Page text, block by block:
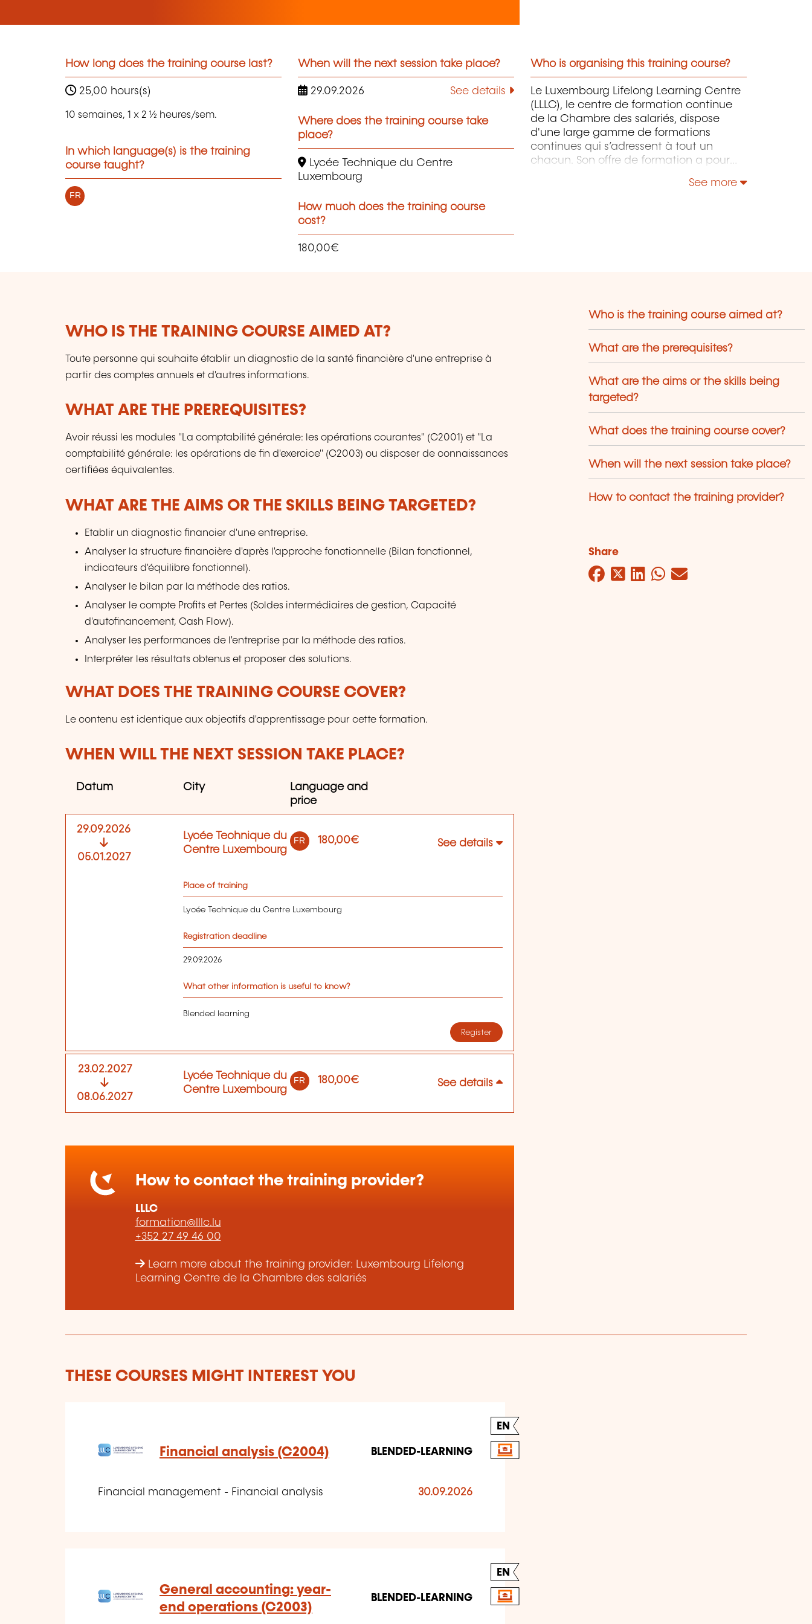
How long does the training course last?
25,00 hours(s)
10 semaines, 1 x 2 ½ heures/sem.
In which language(s) is the training
course taught?
FR
When will the next session take place?
29.09.2026 See details
Where does the training course take
place?
Lycée Technique du Centre
Luxembourg
How much does the training course
cost?
180,00€
Who is organising this training course?
Le Luxembourg Lifelong Learning Centre
(LLLC), le centre de formation continue
de la Chambre des salariés, dispose
d'une large gamme de formations
continues qui s’adressent à tout un
chacun. Son offre de formation a pour
autant que possible du savoir-faire
peuvent être adaptés sur mesure selon
les besoins des entreprises; des
formations universitaires; des formations
spécialisées; des formations pour seniors;
See more
WHO IS THE TRAINING COURSE AIMED AT?
Toute personne qui souhaite établir un diagnostic de la santé financière d'une entreprise à
partir des comptes annuels et d'autres informations.
WHAT ARE THE PREREQUISITES?
Avoir réussi les modules "La comptabilité générale: les opérations courantes" (C2001) et "La
comptabilité générale: les opérations de fin d'exercice" (C2003) ou disposer de connaissances
certifiées équivalentes.
WHAT ARE THE AIMS OR THE SKILLS BEING TARGETED?
Etablir un diagnostic financier d'une entreprise.
Analyser la structure financière d'après l'approche fonctionnelle (Bilan fonctionnel,
indicateurs d'équilibre fonctionnel).
Analyser le bilan par la méthode des ratios.
Analyser le compte Profits et Pertes (Soldes intermédiaires de gestion, Capacité
d'autofinancement, Cash Flow).
Analyser les performances de l'entreprise par la méthode des ratios.
Interpréter les résultats obtenus et proposer des solutions.
WHAT DOES THE TRAINING COURSE COVER?
Le contenu est identique aux objectifs d'apprentissage pour cette formation.
WHEN WILL THE NEXT SESSION TAKE PLACE?
Datum City
Language and
price
29.09.2026
05.01.2027
Lycée Technique du
Centre Luxembourg
FR 180,00€ See details
Place of training
Lycée Technique du Centre Luxembourg
Registration deadline
29.09.2026
What other information is useful to know?
Blended learning
Register
23.02.2027
08.06.2027
Lycée Technique du
Centre Luxembourg
FR 180,00€ See details
How to contact the training provider?
LLLC
formation@lllc.lu
+352 27 49 46 00
Learn more about the training provider: Luxembourg Lifelong
Learning Centre de la Chambre des salariés
Who is the training course aimed at?
What are the prerequisites?
What are the aims or the skills being
targeted?
What does the training course cover?
When will the next session take place?
How to contact the training provider?
Share
Facebook
Twitter
LinkedIn
WhatsApp
Mail
THESE COURSES MIGHT INTEREST YOU
EN
Financial analysis (C2004) BLENDED-LEARNING
Financial management - Financial analysis 30.09.2026
EN
General accounting: year-
end operations (C2003)
BLENDED-LEARNING